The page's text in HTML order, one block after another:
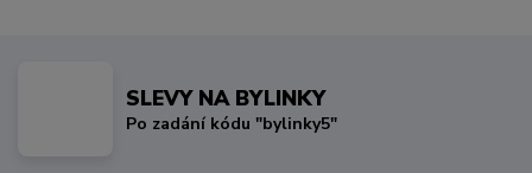
SLEVY NA BYLINKY
Po zadání kódu "bylinky5"